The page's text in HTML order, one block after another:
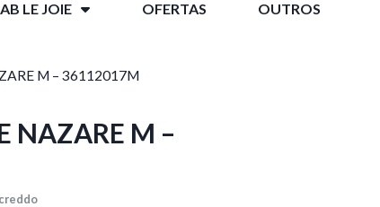
LE JOIE OFERTAS OUTROS
M – 36112017M
NAZARE M –